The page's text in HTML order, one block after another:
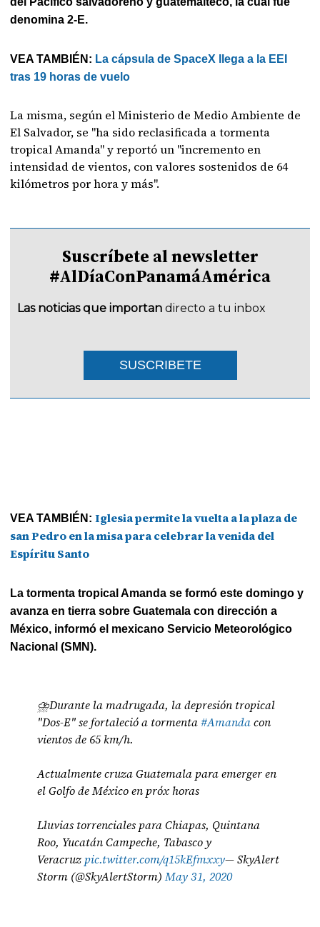
denomina 2-E.
VEA TAMBIÉN: La cápsula de SpaceX llega a la EEI
tras 19 horas de vuelo
La misma, según el Ministerio de Medio Ambiente de
El Salvador, se "ha sido reclasificada a tormenta
tropical Amanda" y reportó un "incremento en
intensidad de vientos, con valores sostenidos de 64
kilómetros por hora y más".
Suscríbete al newsletter
#AlDíaConPanamáAmérica
Las noticias que importan directo a tu inbox
SUSCRIBETE
VEA TAMBIÉN:Iglesia permite la vuelta a la plaza de
san Pedro en la misa para celebrar la venida del
Espíritu Santo
La tormenta tropical Amanda se formó este domingo y
avanza en tierra sobre Guatemala con dirección a
México, informó el mexicano Servicio Meteorológico
Nacional (SMN).
⛈Durante la madrugada, la depresión tropical
"Dos-E" se fortaleció a tormenta#Amandacon
vientos de 65 km/h.
Actualmente cruza Guatemala para emerger en
el Golfo de México en próx horas
Lluvias torrenciales para Chiapas, Quintana
Roo, Yucatán Campeche, Tabasco y
Veracruz pic.twitter.com/q15kEfmxxy— SkyAlert
Storm (@SkyAlertStorm)May 31, 2020